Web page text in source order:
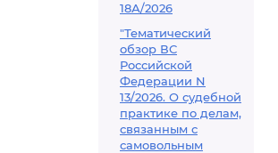
18А/2026
"Тематический
обзор ВС
Российской
Федерации N
13/2026. О судебной
практике по делам,
связанным с
самовольным